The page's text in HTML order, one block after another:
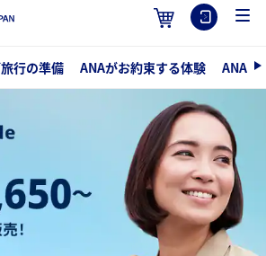
行の準備 ANAがお約束する体験 ANAマ
の他日本国内都市 HKD 3,650* ～エコノミー
売！ | 総額往復運賃。 *諸条件が適用される